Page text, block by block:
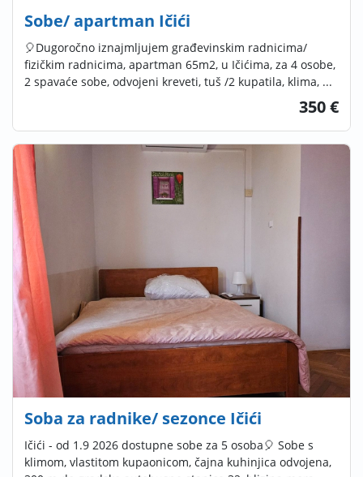
Sobe/ apartman Ičići
🎈Dugoročno iznajmljujem građevinskim radnicima/
fizičkim radnicima, apartman 65m2, u Ičićima, za 4 osobe,
2 spavaće sobe, odvojeni kreveti, tuš /2 kupatila, klima, ...
350 €
Soba za radnike/ sezonce Ičići
Ičići - od 1.9 2026 dostupne sobe za 5 osoba🎈 Sobe s
klimom, vlastitom kupaonicom, čajna kuhinjica odvojena,